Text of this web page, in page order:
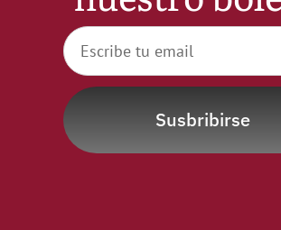
WooCommerce Cart
Susbribirse